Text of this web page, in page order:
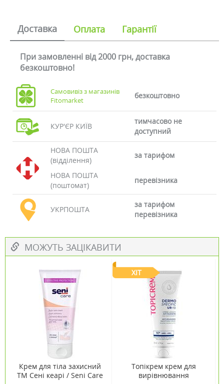
Доставка Оплата Гарантії
При замовленні від 2000 грн, доставка
безкоштовно!
Самовивіз з магазинів
Fitomarket
безкоштовно
КУР'ЄР КИЇВ
тимчасово не
доступний
НОВА ПОШТА
(відділення)
за тарифом
НОВА ПОШТА
(поштомат)
перевізника
УКРПОШТА
за тарифом
перевізника
МОЖУТЬ ЗАЦІКАВИТИ
Крем для тіла захисний
ТМ Сені кеарі / Seni Care
ХІТ
Топікрем крем для
вирівнювання